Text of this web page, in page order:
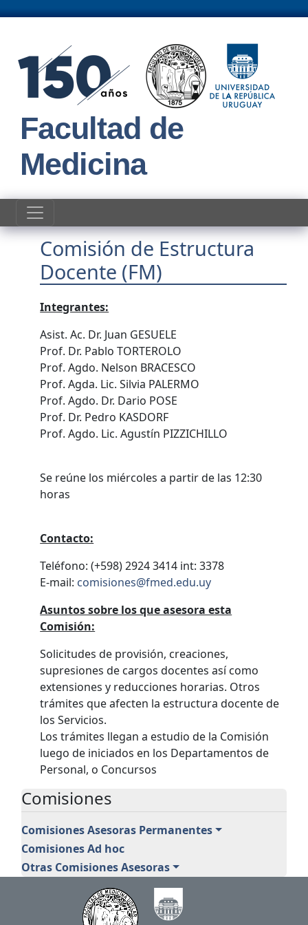
Facultad de
Medicina
Comisiones
Comisiones Asesoras Permanentes
Comisiones Ad hoc
Otras Comisiones Asesoras
Comisión de Estructura
Docente (FM)
Integrantes:
Asist. Ac. Dr. Juan GESUELE
Prof. Dr. Pablo TORTEROLO
Prof. Agdo. Nelson BRACESCO
Prof. Agda. Lic. Silvia PALERMO
Prof. Agdo. Dr. Dario POSE
Prof. Dr. Pedro KASDORF
Prof. Agdo. Lic. Agustín PIZZICHILLO
Se reúne los miércoles a partir de las 12:30
horas
Contacto:
Teléfono: (+598) 2924 3414 int: 3378
E-mail: comisiones@fmed.edu.uy
Asuntos sobre los que asesora esta
Comisión:
Solicitudes de provisión, creaciones,
supresiones de cargos docentes así como
extensiones y reducciones horarias. Otros
trámites que afecten la estructura docente de
los Servicios.
Los trámites llegan a estudio de la Comisión
luego de iniciados en los Departamentos de
Personal, o Concursos